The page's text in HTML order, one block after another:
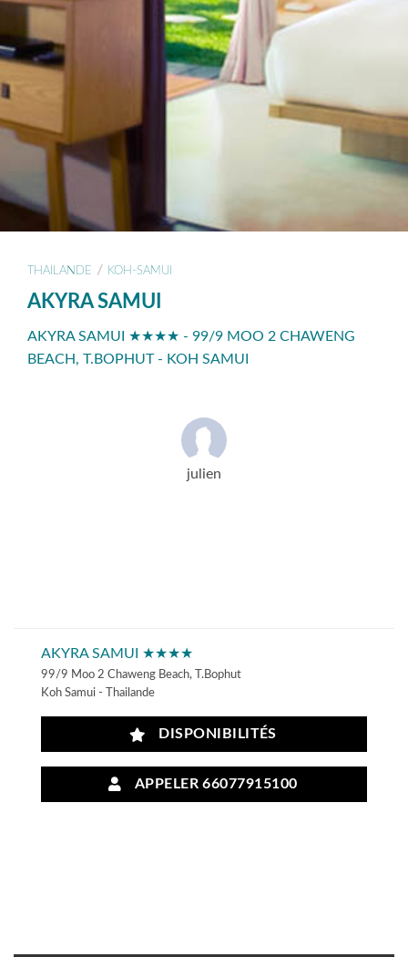
THAILANDE / KOH-SAMUI
AKYRA SAMUI
AKYRA SAMUI ★★★★ - 99/9 MOO 2 CHAWENG
BEACH, T.BOPHUT - KOH SAMUI
julien
AKYRA SAMUI ★★★★
99/9 Moo 2 Chaweng Beach, T.Bophut
Koh Samui - Thailande
DISPONIBILITÉS
APPELER 66077915100